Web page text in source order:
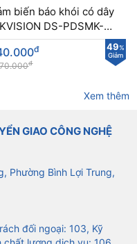
biến báo khói có dây
DS-PDSMK-
lắp trần nhà
49%
Giảm
đ
đ
Xem thêm
GIAO CÔNG NGHỆ
Phường Bình Lợi Trung,
đối ngoại: 103, Kỹ